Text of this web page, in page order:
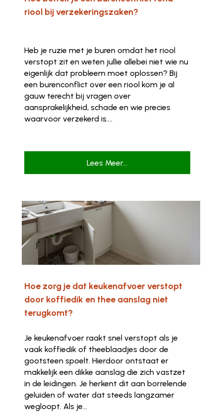
riool bij verzekeringszaken?
Heb je ruzie met je buren omdat het riool
verstopt zit en weten jullie allebei niet wie nu
eigenlijk dat probleem moet oplossen? Bij
een burenconflict over een riool kom je al
gauw terecht bij vragen over
aansprakelijkheid, schade en wie precies
waarvoor verzekerd is....
Lees Meer...
Hoe zorg je dat keukenafvoer verstopt
door koffiedik en thee aanslag niet
terugkomt?
Je keukenafvoer raakt snel verstopt als je
vaak koffiedik of theeblaadjes door de
gootsteen spoelt. Hierdoor ontstaat er
makkelijk een dikke aanslag die zich vastzet
in de leidingen. Je herkent dit aan borrelende
geluiden of water dat steeds langzamer
wegloopt. Als je...